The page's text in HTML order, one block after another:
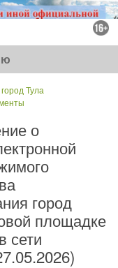
Тула
о
город
площадке
сети